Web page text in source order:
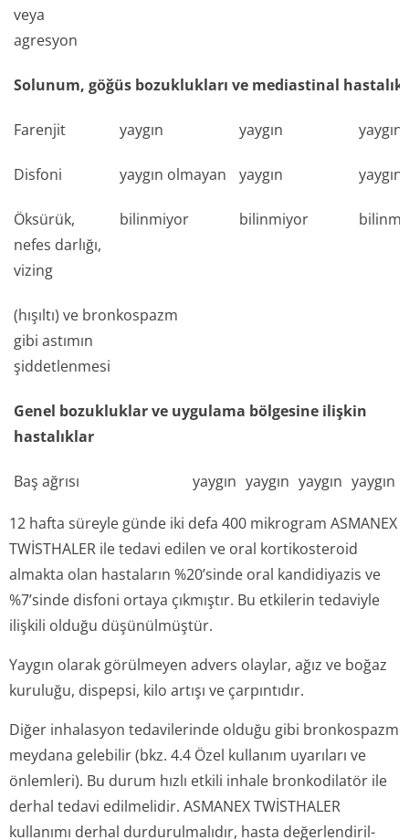
veya
agresyon
Solunum, göğüs bozuklukları ve mediastinal
Farenjit yaygın yaygın yaygın
Disfoni yaygın olmayan yaygın yaygın
Öksürük,
nefes darlığı,
vizing
bilinmiyor bilinmiyor
(hışıltı) ve bronkospazm
gibi astımın
şiddetlenmesi
Genel bozukluklar ve uygulama bölgesine ilişkin
hastalıklar
Baş ağrısı yaygın yaygın yaygın yaygın
12 hafta süreyle günde iki defa 400 mikrogram ASMANEX
TWİSTHALER ile tedavi edilen ve oral kortikosteroid
almakta olan hastaların %20’sinde oral kandidiyazis ve
%7’sinde disfoni ortaya çıkmıştır. Bu etkilerin tedaviyle
ilişkili olduğu düşünülmüştür.
Yaygın olarak görülmeyen advers olaylar, ağız ve boğaz
kuruluğu, dispepsi, kilo artışı ve çarpıntıdır.
Diğer inhalasyon tedavilerinde olduğu gibi bronkospazm
meydana gelebilir (bkz. 4.4 Özel kullanım uyarıları ve
önlemleri). Bu durum hızlı etkili inhale bronkodilatör ile
derhal tedavi edilmelidir. ASMANEX TWİSTHALER
kullanımı derhal durdurulmalıdır, hasta değerlendiril­